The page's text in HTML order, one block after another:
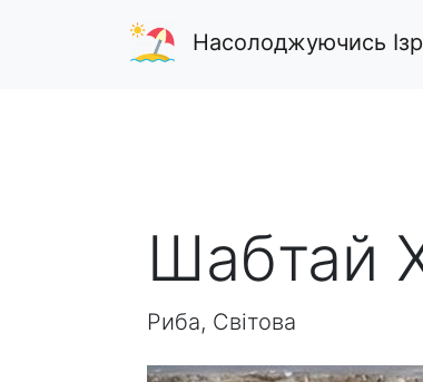
Насолоджуючись
Шабтай
Риба, Світова